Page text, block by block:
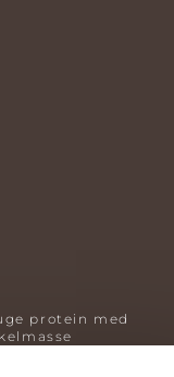
protein med